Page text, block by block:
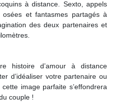
à distance. Sexto, appels
osées et fantasmes partagés à
des deux partenaires et
histoire d’amour à distance
d’idéaliser votre partenaire ou
image parfaite s’effondrera
couple !